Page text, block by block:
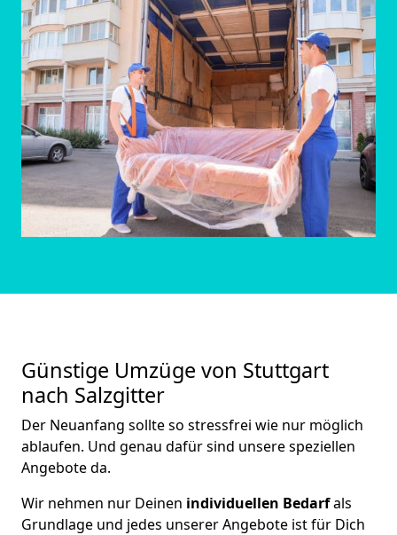
Günstige Umzüge von Stuttgart
nach Salzgitter
Der Neuanfang sollte so stressfrei wie nur möglich
ablaufen. Und genau dafür sind unsere speziellen
Angebote da.
Wir nehmen nur Deinen individuellen Bedarfals
Grundlage und jedes unserer Angebote ist für Dich